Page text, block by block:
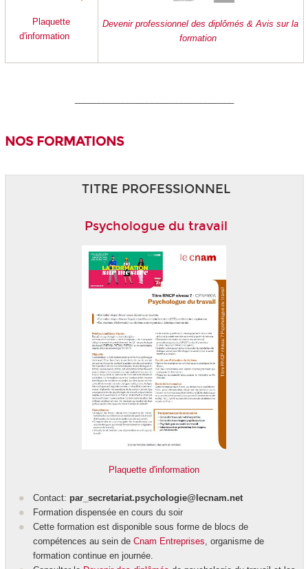
Plaquette
d'information
Devenir professionnel des diplômés & Avis sur la
formation
NOS FORMATIONS
TITRE PROFESSIONNEL
Psychologue du travail
Plaquette d'information
Contact: par_secretariat.psychologie@lecnam.net
Formation dispensée en cours du soir
Cette formation est disponible sous forme de blocs de
compétences au sein de Cnam Entreprises , organisme de
formation continue en journée.